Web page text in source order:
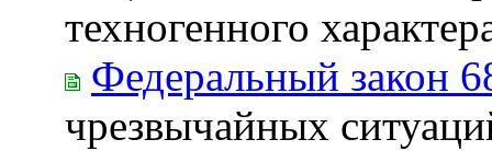
техногенного
Федеральный закон
чрезвычайных